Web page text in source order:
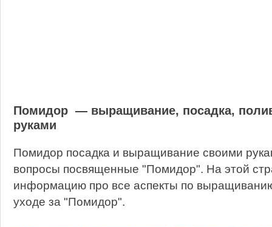
Помидор — выращивание, посадка,
руками
Помидор посадка и выращивание своими
вопросы посвященные "Помидор". На этой
информацию про все аспекты по
уходе за "Помидор".